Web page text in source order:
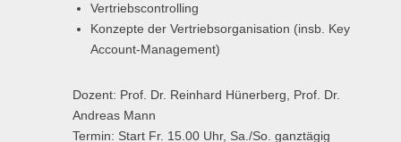
Vertriebscontrolling
Konzepte der Vertriebsorganisation (insb. Key
Account-Management)
Dozent: Prof. Dr. Reinhard Hünerberg, Prof. Dr.
Andreas Mann
Termin: Start Fr. 15.00 Uhr, Sa./So. ganztägig